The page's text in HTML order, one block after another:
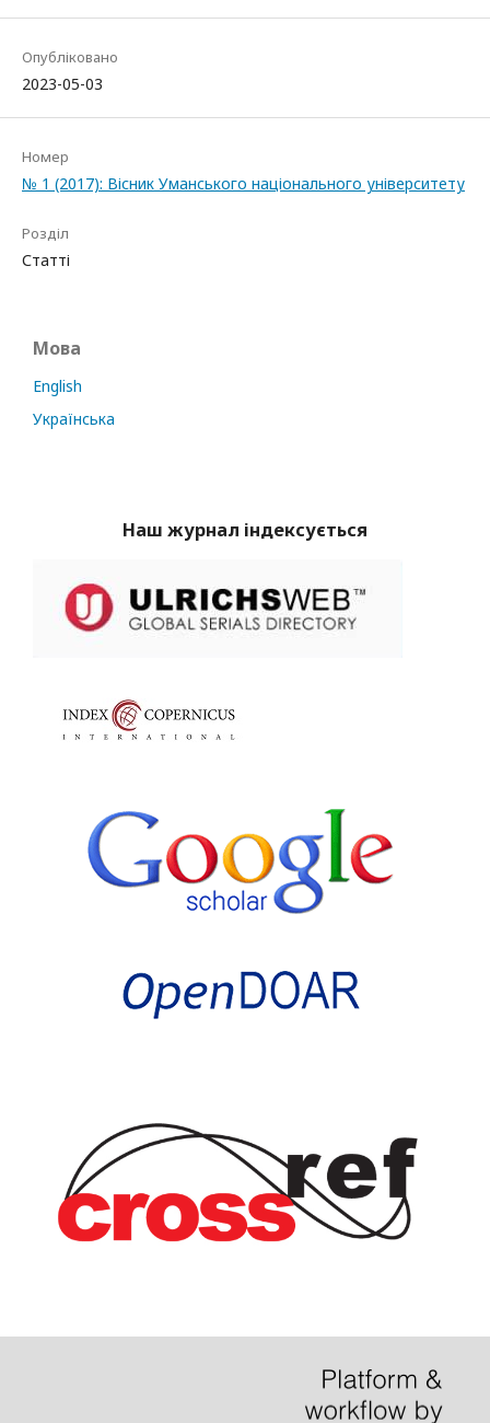
Опубліковано
2023-05-03
Номер
№ 1 (2017): Вісник Уманського національного університету
Розділ
Статті
Мова
English
Українська
Наш журнал індексується